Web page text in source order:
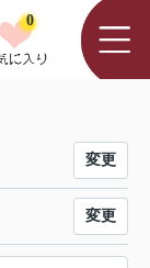
0
変更
変更